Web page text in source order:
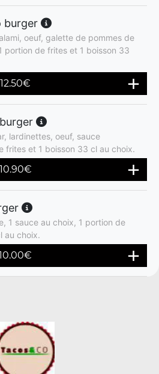
burger
oeuf, galette de pommes de
portion de frites et 1 boisson 33
12.50€
lardinettes, oeuf, sauce
frites et 1 boisson 33 cl au choix.
10.90€
1 sauce au choix, 1 portion de
au choix.
€